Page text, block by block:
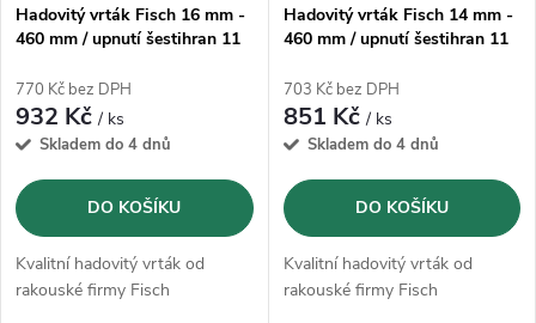
Hadovitý vrták Fisch 16 mm -
460 mm / upnutí šestihran 11
770 Kč bez DPH
932 Kč/ ks
Skladem do 4 dnů
DO KOŠÍKU
Kvalitní hadovitý vrták od
rakouské firmy Fisch
Hadovitý vrták Fisch 14 mm -
460 mm / upnutí šestihran 11
703 Kč bez DPH
851 Kč/ ks
Skladem do 4 dnů
DO KOŠÍKU
Kvalitní hadovitý vrták od
rakouské firmy Fisch